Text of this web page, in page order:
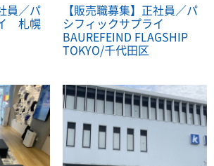
員／パ
札幌
【販売職募集】正社員／パ
シフィックサプライ
BAUREFEIND FLAGSHIP
TOKYO/千代田区